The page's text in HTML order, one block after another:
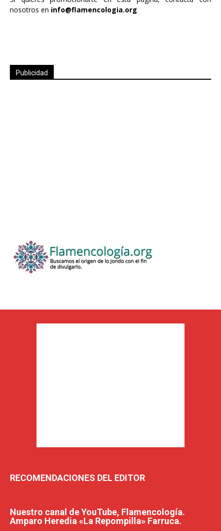
nosotros en info@flamencologia.org
Publicidad
RECOMENDACIONES DEL EDITOR
Nuestro canal de YouTube, Flamencología.
Amparo Heredia «La Repompilla» Farruca.